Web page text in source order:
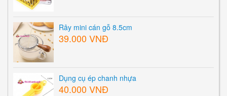
Rây mini cán gỗ 8.5cm
39.000 VNĐ
Dụng cụ ép chanh nhựa
40.000 VNĐ